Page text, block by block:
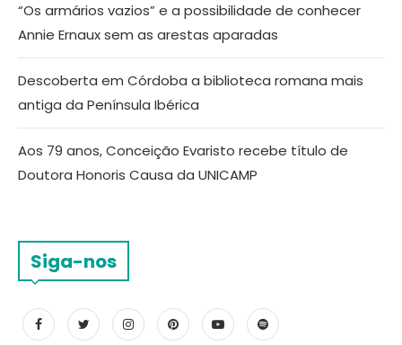
“Os armários vazios” e a possibilidade de conhecer
Annie Ernaux sem as arestas aparadas
Descoberta em Córdoba a biblioteca romana mais
antiga da Península Ibérica
Aos 79 anos, Conceição Evaristo recebe título de
Doutora Honoris Causa da UNICAMP
Siga-nos